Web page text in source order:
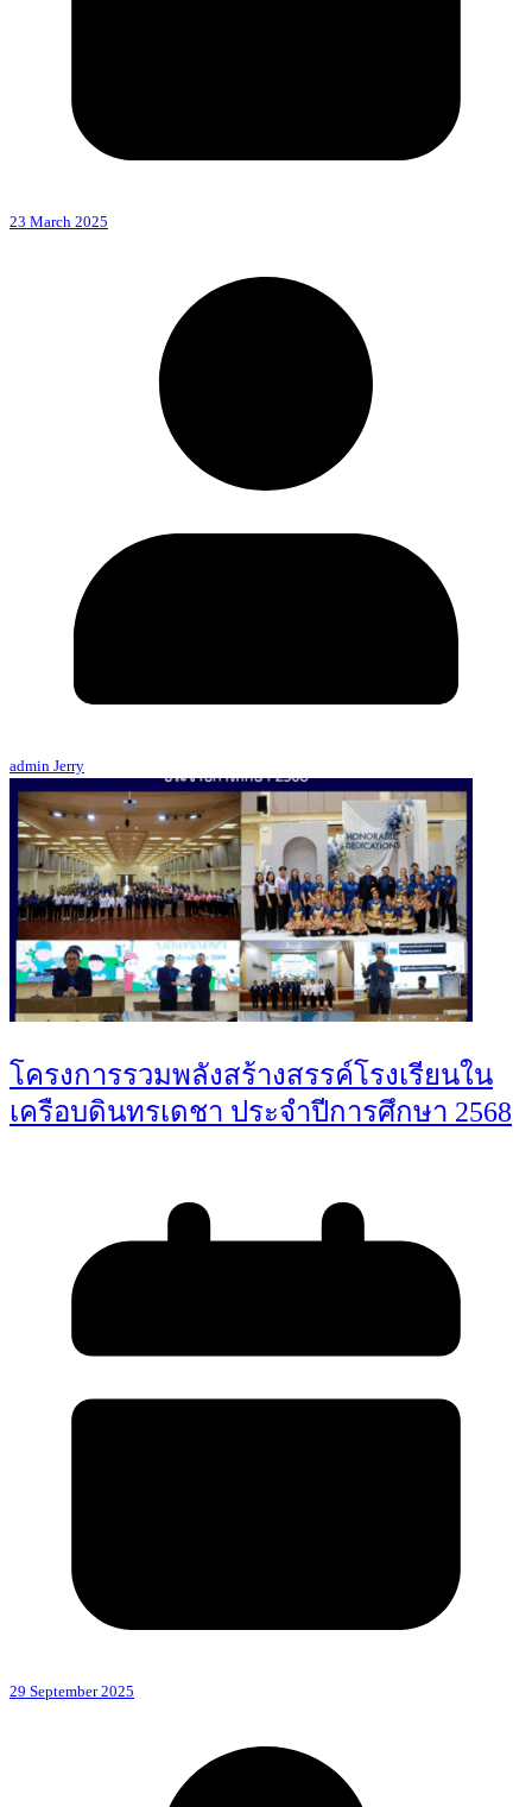
23 March 2025
admin Jerry
โครงการรวมพลังสร้างสรรค์โรงเรียนใน
เครือบดินทรเดชา ประจำปีการศึกษา 2568
29 September 2025